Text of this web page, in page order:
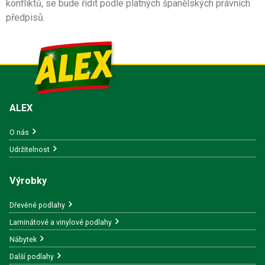
konfliktů, se bude řídit podle platných španělských právních
předpisů.
ALEX
O nás
Udržitelnost
Výrobky
Dřevěné podlahy
Laminátové a vinylové podlahy
Nábytek
Další podlahy